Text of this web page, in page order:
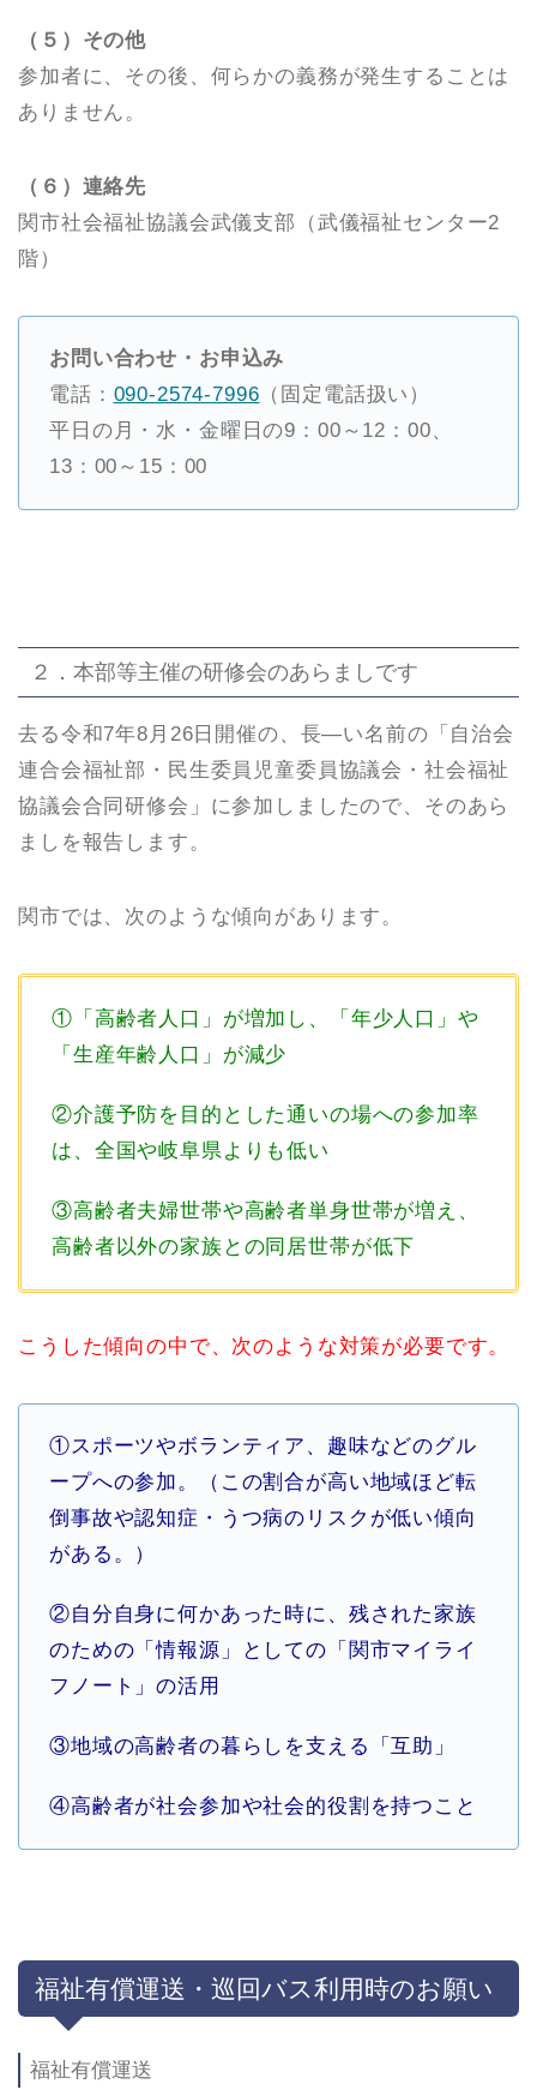
（５）その他
参加者に、その後、何らかの義務が発生することは
ありません。
（６）連絡先
関市社会福祉協議会武儀支部（武儀福祉センター2
階）
お問い合わせ・お申込み
電話： 090-2574-7996 （固定電話扱い）
平日の月・水・金曜日の9：00～12：00、
13：00～15：00
２．本部等主催の研修会のあらましです
去る令和7年8月26日開催の、長―い名前の「自治会
連合会福祉部・民生委員児童委員協議会・社会福祉
協議会合同研修会」に参加しましたので、そのあら
ましを報告します。
関市では、次のような傾向があります。
①「高齢者人口」が増加し、「年少人口」や
「生産年齢人口」が減少
②介護予防を目的とした通いの場への参加率
は、全国や岐阜県よりも低い
③高齢者夫婦世帯や高齢者単身世帯が増え、
高齢者以外の家族との同居世帯が低下
こうした傾向の中で、次のような対策が必要です。
①スポーツやボランティア、趣味などのグル
ープへの参加。（この割合が高い地域ほど転
倒事故や認知症・うつ病のリスクが低い傾向
がある。）
②自分自身に何かあった時に、残された家族
のための「情報源」としての「関市マイライ
フノート」の活用
③地域の高齢者の暮らしを支える「互助」
④高齢者が社会参加や社会的役割を持つこと
福祉有償運送・巡回バス利用時のお願い
福祉有償運送